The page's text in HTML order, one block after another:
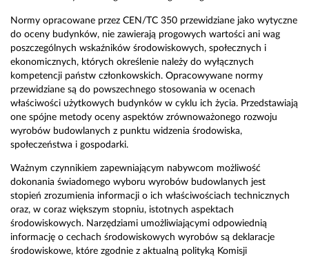
Normy opracowane przez CEN/TC 350 przewidziane jako wytyczne
do oceny budynków, nie zawierają progowych wartości ani wag
poszczególnych wskaźników środowiskowych, społecznych i
ekonomicznych, których określenie należy do wyłącznych
kompetencji państw członkowskich. Opracowywane normy
przewidziane są do powszechnego stosowania w ocenach
właściwości użytkowych budynków w cyklu ich życia. Przedstawiają
one spójne metody oceny aspektów zrównoważonego rozwoju
wyrobów budowlanych z punktu widzenia środowiska,
społeczeństwa i gospodarki.
Ważnym czynnikiem zapewniającym nabywcom możliwość
dokonania świadomego wyboru wyrobów budowlanych jest
stopień zrozumienia informacji o ich właściwościach technicznych
oraz, w coraz większym stopniu, istotnych aspektach
środowiskowych. Narzędziami umożliwiającymi odpowiednią
informację o cechach środowiskowych wyrobów są deklaracje
środowiskowe, które zgodnie z aktualną polityką Komisji